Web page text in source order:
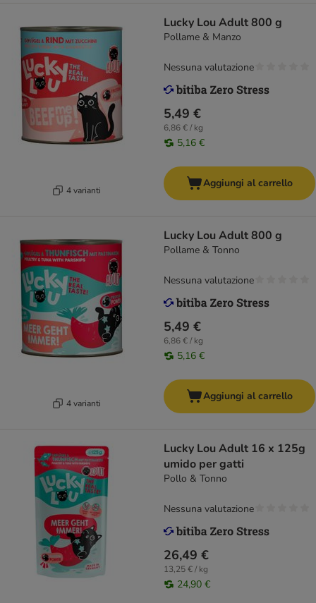
4 varianti
Lucky Lou Adult 800 g
Pollame & Manzo
5,49 €
6,86 € / kg
5,16 €
Nessuna valutazione
Aggiungi al carrello
4 varianti
Lucky Lou Adult 800 g
Pollame & Tonno
5,49 €
6,86 € / kg
5,16 €
Nessuna valutazione
Aggiungi al carrello
Lucky Lou Adult 16 x 125g
umido per gatti
Pollo & Tonno
26,49 €
13,25 € / kg
24,90 €
Nessuna valutazione